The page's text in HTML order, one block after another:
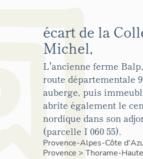
écart de la
Michel,
L'ancienne ferme
route départementale
auberge, puis
abrite également le
nordique dans son
(parcelle I 060 55).
Provence-Alpes-Côte
Provence > Thorame-Haute